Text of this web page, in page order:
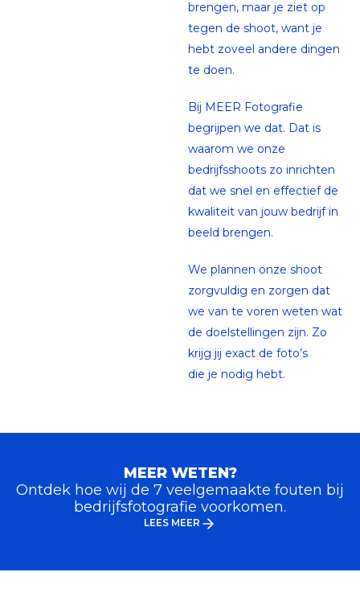
brengen, maar je ziet op
tegen de shoot, want je
hebt zoveel andere dingen
te doen.
Bij MEER Fotografie
begrijpen we dat. Dat is
waarom we onze
bedrijfsshoots zo inrichten
dat we snel en effectief de
kwaliteit van jouw bedrijf in
beeld brengen.
We plannen onze shoot
zorgvuldig en zorgen dat
we van te voren weten wat
de doelstellingen zijn. Zo
krijg jij exact de foto’s
die je nodig hebt.
MEER WETEN?
Ontdek hoe wij de 7 veelgemaakte fouten bij
bedrijfsfotografie voorkomen.
LEES MEER